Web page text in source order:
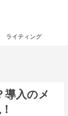
ライティング
入のメ